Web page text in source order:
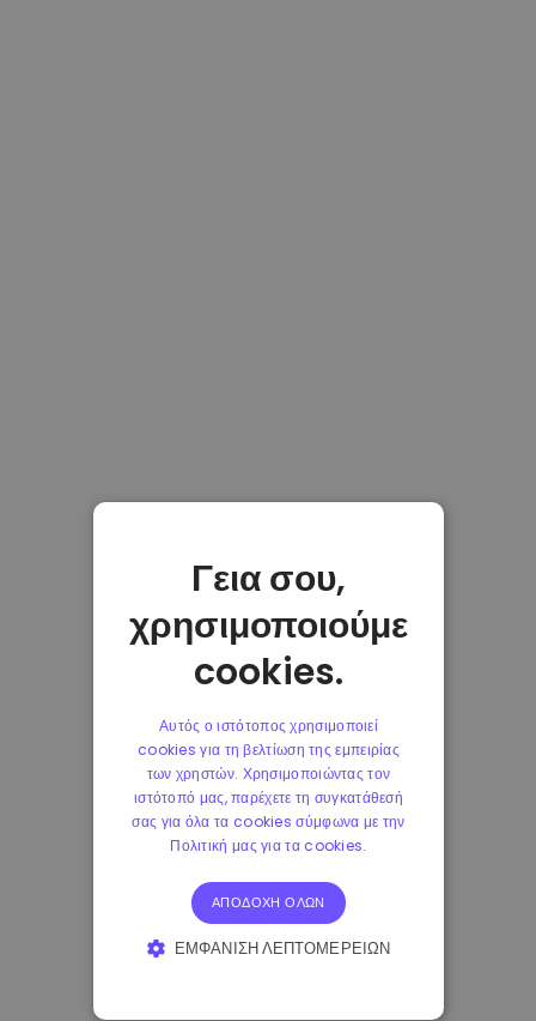
Γεια σου,
χρησιμοποιούμε
cookies.
Αυτός ο ιστότοπος χρησιμοποιεί
cookies για τη βελτίωση της εμπειρίας
των χρηστών. Χρησιμοποιώντας τον
ιστότοπό μας, παρέχετε τη συγκατάθεσή
σας για όλα τα cookies σύμφωνα με την
Πολιτική μας για τα cookies.
ΑΠΟΔΟΧΉ ΌΛΩΝ
ΕΜΦΆΝΙΣΗ ΛΕΠΤΟΜΕΡΕΙΏΝ